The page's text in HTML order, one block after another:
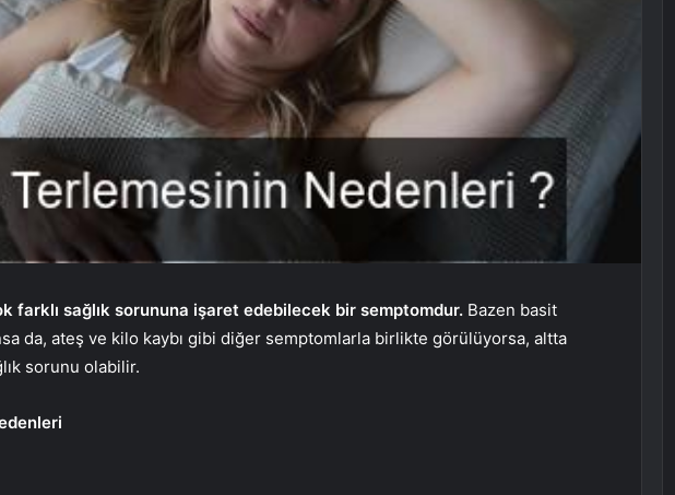
farklı sağlık sorununa işaret edebilecek bir semptomdur. Bazen basit
da, ateş ve kilo kaybı gibi diğer semptomlarla birlikte görülüyorsa, altta
sorunu olabilir.